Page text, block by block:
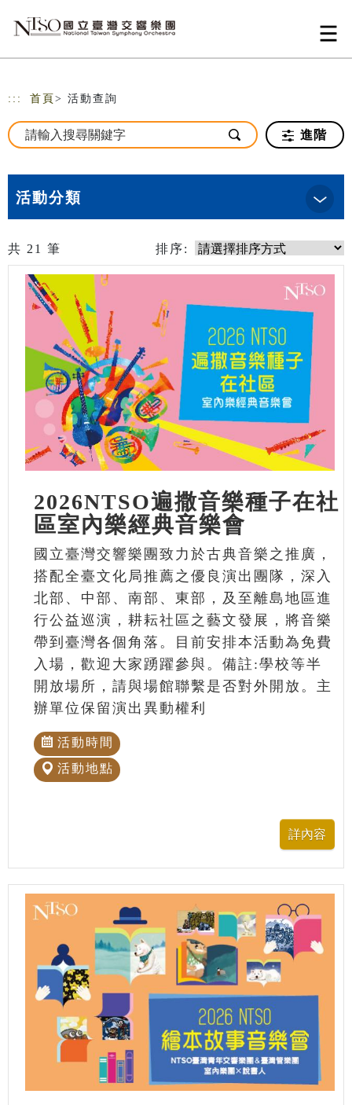
::: 首頁 > 活動查詢
進階
活動分類
共 21 筆 排序:
2026NTSO遍撒音樂種子在社
區室內樂經典音樂會
國立臺灣交響樂團致力於古典音樂之推廣，
搭配全臺文化局推薦之優良演出團隊，深入
北部、中部、南部、東部，及至離島地區進
行公益巡演，耕耘社區之藝文發展，將音樂
帶到臺灣各個角落。目前安排本活動為免費
入場，歡迎大家踴躍參與。備註:學校等半
開放場所，請與場館聯繫是否對外開放。主
辦單位保留演出異動權利
活動時間
活動地點